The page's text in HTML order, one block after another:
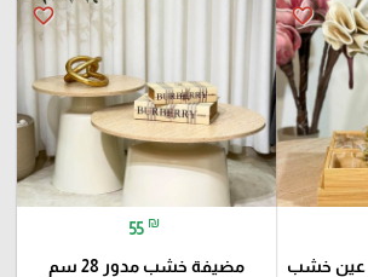
favorite_border
مضيفة مربع مقطع 4 عين خشب
favorite_border
55 ₪
مضيفة خشب مدور 28 سم